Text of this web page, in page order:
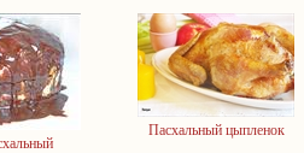
Пасхальный цыпленок